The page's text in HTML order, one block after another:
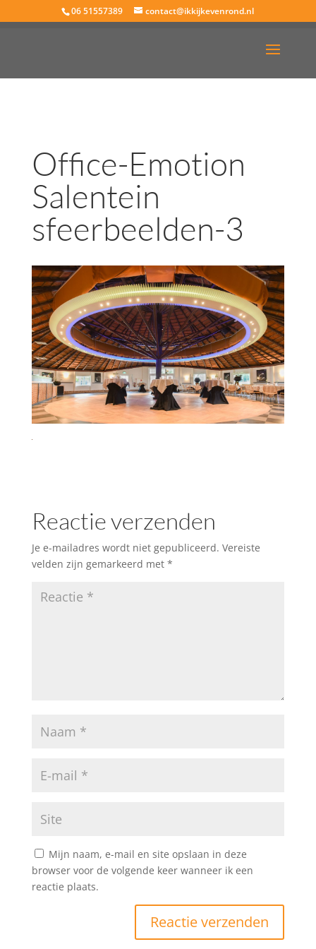
06 51557389 contact@ikkijkevenrond.nl
Office-Emotion
Salentein
sfeerbeelden-3
Reactie verzenden
Je e-mailadres wordt niet gepubliceerd. Vereiste
velden zijn gemarkeerd met *
Mijn naam, e-mail en site opslaan in deze
browser voor de volgende keer wanneer ik een
reactie plaats.